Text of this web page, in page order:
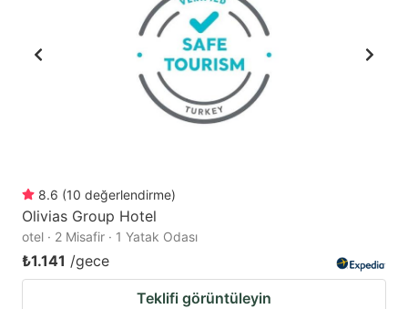
8.6 (10 değerlendirme)
Olivias Group Hotel
otel · 2 Misafir · 1 Yatak Odası
₺1.141 /gece
Teklifi görüntüleyin